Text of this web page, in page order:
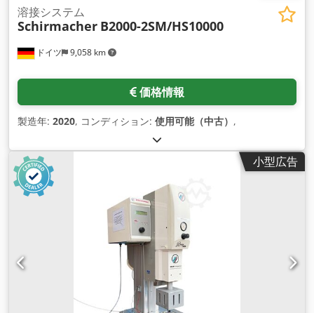
ドイツ 9,058 km
溶接システム
Schirmacher B2000-2SM/HS10000
価格情報
製造年: 2020, コンディション: 使用可能（中古） ,
小型広告